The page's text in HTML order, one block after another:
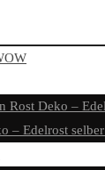
Rost Deko –
– Edelrost